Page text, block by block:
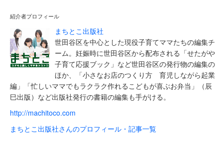
紹介者プロフィール
まちとこ出版社
世田谷区を中心とした現役子育てママたちの編集チ
ーム。妊娠時に世田谷区から配布される「せたがや
子育て応援ブック」など世田谷区の発行物の編集の
ほか、「小さなお店のつくり方 育児しながら起業
編」「忙しいママでもラクラク作れるこどもが喜ぶお弁当」（辰
巳出版）など出版社発行の書籍の編集も手がける。
http://machitoco.com
まちとこ出版社さんのプロフィール・記事一覧